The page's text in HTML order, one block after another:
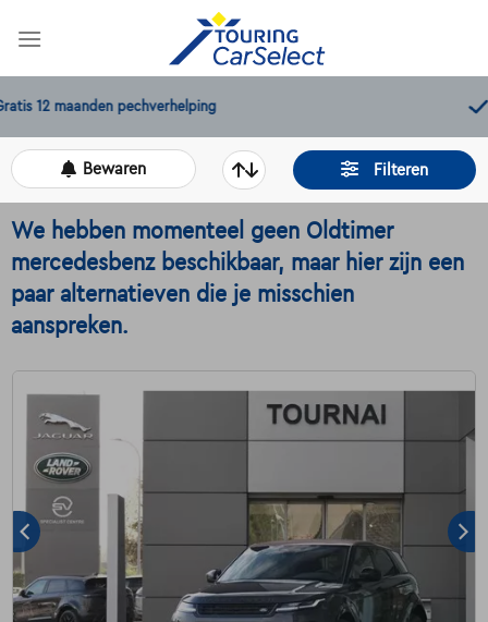
11.000+beschikbare wagens
Filteren
Bewaren
We hebben momenteel geen Oldtimer
mercedesbenz beschikbaar, maar hier zijn een
paar alternatieven die je misschien
aanspreken.